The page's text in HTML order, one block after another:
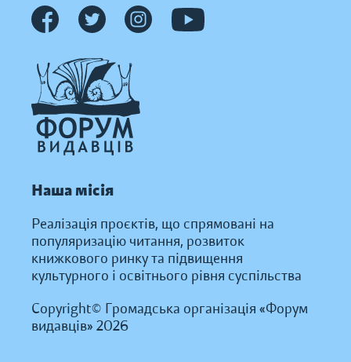
Наша місія
Реалізація проєктів, що спрямовані на
популяризацію читання, розвиток
книжкового ринку та підвищення
культурного і освітнього рівня суспільства
Copyright© Громадська організація «Форум
видавців» 2026